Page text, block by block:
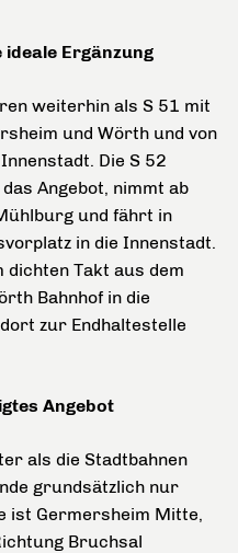
Ergänzung
weiterhin als S 51 mit
und Wörth und von
Die S 52
Angebot, nimmt ab
und fährt in
in die Innenstadt.
Takt aus dem
Bahnhof in die
zur Endhaltestelle
Angebot
als die Stadtbahnen
grundsätzlich nur
ist Germersheim Mitte,
Bruchsal